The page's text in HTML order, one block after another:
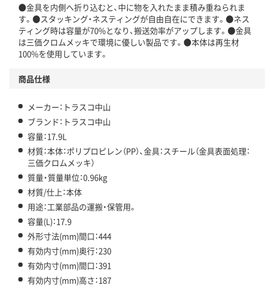
●金具を内側へ折り込むと、中に物を入れたまま積み重ねられま
す。●スタッキング・ネスティングが自由自在にできます。●ネス
ティング時は容量が70%となり、搬送効率がアップします。●金具
は三価クロムメッキで環境に優しい製品です。●本体は再生材
100%を使用しています。
商品仕様
メーカー：トラスコ中山
ブランド：トラスコ中山
容量：17.9L
材質：本体：ポリプロピレン（PP）、金具：スチール（金具表面処理：
三価クロムメッキ）
質量・質量単位：0.96kg
材質/仕上：本体
用途：工業部品の運搬・保管用。
容量(L)：17.9
外形寸法(mm)間口：444
有効内寸(mm)奥行：230
有効内寸(mm)間口：391
有効内寸(mm)高さ：187